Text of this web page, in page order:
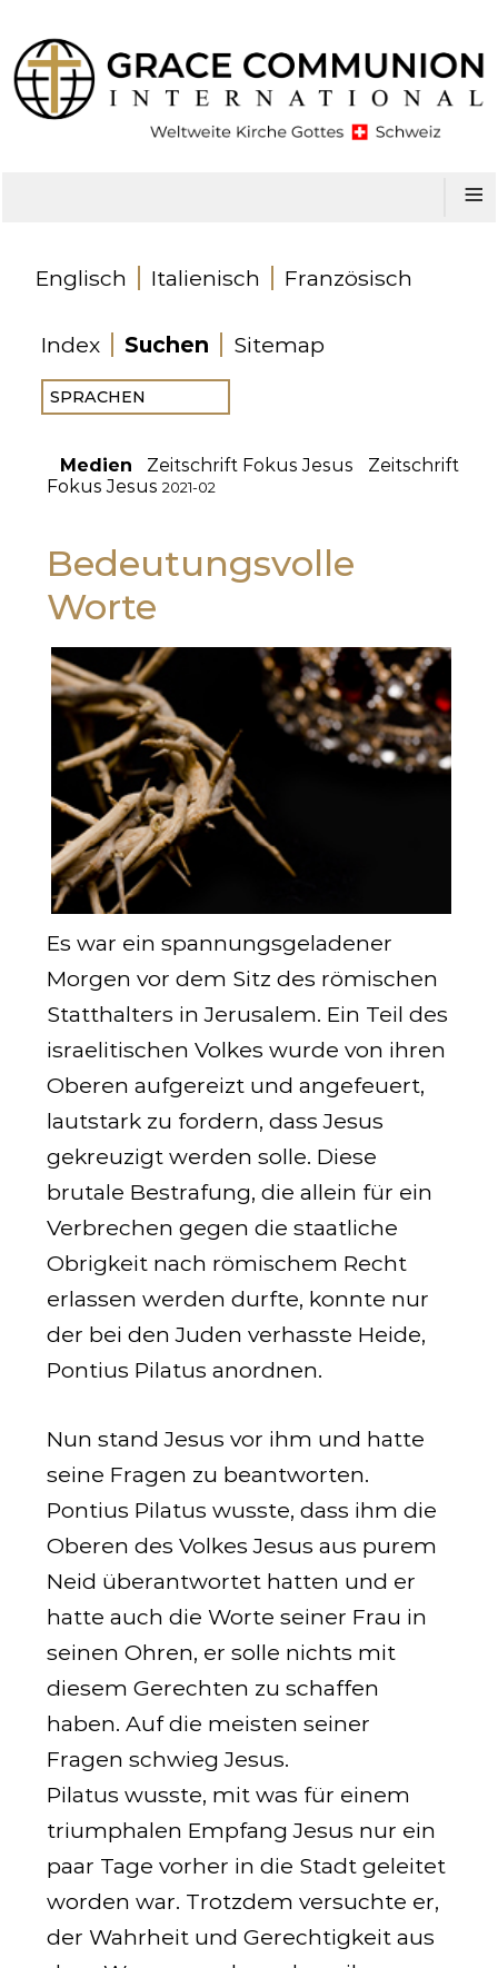
≡
Englisch Italienisch Französisch
Index Suchen Sitemap
Medien Zeitschrift Fokus Jesus
Zeitschrift
Fokus Jesus2021-02
Bedeutungsvolle
Worte
Es war ein spannungsgeladener
Morgen vor dem Sitz des römischen
Statthalters in Jerusalem. Ein Teil des
israelitischen Volkes wurde von ihren
Oberen aufgereizt und angefeuert,
lautstark zu fordern, dass Jesus
gekreuzigt werden solle. Diese
brutale Bestrafung, die allein für ein
Verbrechen gegen die staatliche
Obrigkeit nach römischem Recht
erlassen werden durfte, konnte nur
der bei den Juden verhasste Heide,
Pontius Pilatus anordnen.
Nun stand Jesus vor ihm und hatte
seine Fragen zu beantworten.
Pontius Pilatus wusste, dass ihm die
Oberen des Volkes Jesus aus purem
Neid überantwortet hatten und er
hatte auch die Worte seiner Frau in
seinen Ohren, er solle nichts mit
diesem Gerechten zu schaffen
haben. Auf die meisten seiner
Fragen schwieg Jesus.
Pilatus wusste, mit was für einem
triumphalen Empfang Jesus nur ein
paar Tage vorher in die Stadt geleitet
worden war. Trotzdem versuchte er,
der Wahrheit und Gerechtigkeit aus